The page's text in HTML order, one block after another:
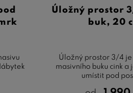
Úložný prostor
buk, 20
Úložný prostor 3/4
masivního buku cink a
umístit pod